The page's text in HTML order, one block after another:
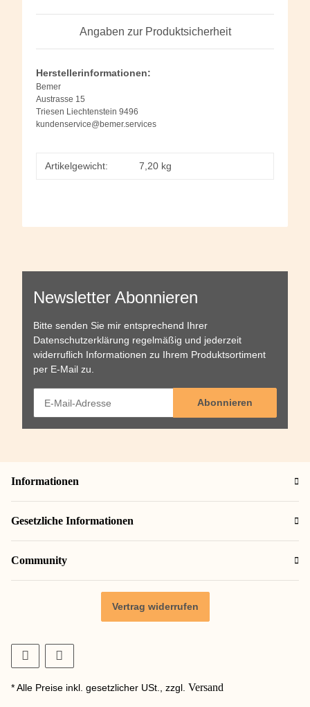
Angaben zur Produktsicherheit
Herstellerinformationen:
Bemer
Austrasse 15
Triesen Liechtenstein 9496
kundenservice@bemer.services
Artikelgewicht: 7,20 kg
Newsletter Abonnieren
Bitte senden Sie mir entsprechend Ihrer
Datenschutzerklärung regelmäßig und jederzeit
widerruflich Informationen zu Ihrem Produktsortiment
per E-Mail zu.
Abonnieren
Informationen
Gesetzliche Informationen
Community
Vertrag widerrufen
* Alle Preise inkl. gesetzlicher USt., zzgl. Versand